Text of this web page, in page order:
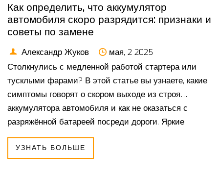
Как определить, что аккумулятор
автомобиля скоро разрядится: признаки и
советы по замене
Александр Жуков
мая, 2 2025
Столкнулись с медленной работой стартера или
тусклыми фарами? В этой статье вы узнаете, какие
симптомы говорят о скором выходе из строя
аккумулятора автомобиля и как не оказаться с
разряжённой батареей посреди дороги. Яркие
примеры, детали эксплуатации, часто игнорируемые
факторы старения АКБ и рекомендации по
УЗНАТЬ БОЛЬШЕ